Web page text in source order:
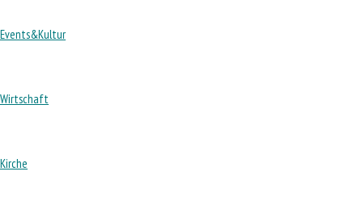
Events&Kultur
Wirtschaft
Kirche